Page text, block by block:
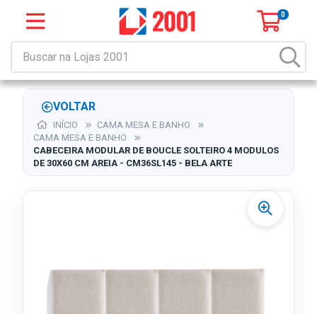
0
VOLTAR
INÍCIO
CAMA MESA E BANHO
CAMA MESA E BANHO
CABECEIRA MODULAR DE BOUCLE SOLTEIRO 4 MODULOS
DE 30X60 CM AREIA - CM36SL145 - BELA ARTE